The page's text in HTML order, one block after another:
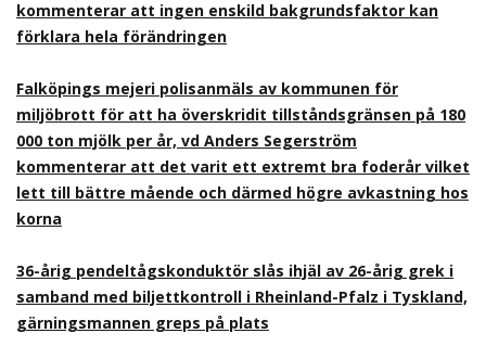
kommenterar att ingen enskild bakgrundsfaktor kan
förklara hela förändringen
Falköpings mejeri polisanmäls av kommunen för
miljöbrott för att ha överskridit tillståndsgränsen på 180
000 ton mjölk per år, vd Anders Segerström
kommenterar att det varit ett extremt bra foderår vilket
lett till bättre mående och därmed högre avkastning hos
korna
36-årig pendeltågskonduktör slås ihjäl av 26-årig grek i
samband med biljettkontroll i Rheinland-Pfalz i Tyskland,
gärningsmannen greps på plats